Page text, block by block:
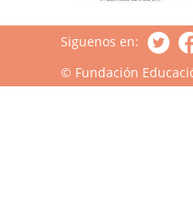
Siguenos en:
© Fundación